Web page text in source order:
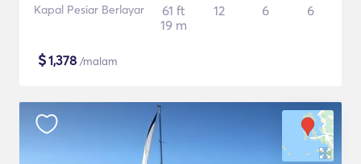
Kapal Pesiar Berlayar
61 ft
19 m
12 6 6
$1,378 /malam